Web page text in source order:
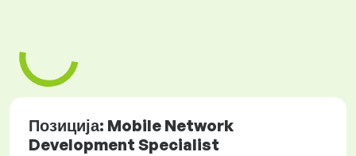
Позиција: Mobile Network
Development Specialist